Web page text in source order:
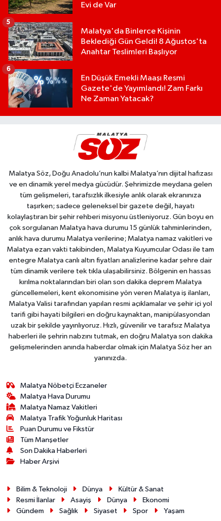
Evi de Var
Malatya'da Binlerce Kişinin
Beklediği Gün Geldi! 8 Ağustos'ta
Anahtar Teslimleri Başlıyor
5
En Düşük Emekli Maaşı Resmi
Gazete'de Yayımlandı! Zam Farkı
Ne Zaman Yatacak?
6
Malatya Söz, Doğu Anadolu’nun kalbi Malatya’nın dijital hafızası
ve en dinamik yerel medya gücüdür. Şehrimizde meydana gelen
tüm gelişmeleri, tarafsızlık ilkesiyle anlık olarak ekranınıza
taşırken; sadece geleneksel bir gazete değil, hayatı
kolaylaştıran bir şehir rehberi misyonu üstleniyoruz. Gün boyu en
çok sorgulanan Malatya hava durumu 15 günlük tahminlerinden,
anlık hava durumu Malatya verilerine; Malatya namaz vakitleri ve
Malatya ezan vakti takibinden, Malatya Kuyumcular Odası ile tam
entegre Malatya canlı altın fiyatları analizlerine kadar şehre dair
tüm dinamik verilere tek tıkla ulaşabilirsiniz. Bölgenin en hassas
kırılma noktalarından biri olan son dakika deprem Malatya
güncellemeleri, kent ekonomisine yön veren Malatya iş ilanları,
Malatya Valisi tarafından yapılan resmi açıklamalar ve şehir içi yol
tarifi gibi hayati bilgileri en doğru kaynaktan, manipülasyondan
uzak bir şekilde yayınlıyoruz. Hızlı, güvenilir ve tarafsız Malatya
haberleri ile şehrin nabzını tutmak, en doğru Malatya son dakika
gelişmelerinden anında haberdar olmak için Malatya Söz her an
yanınızda.
Malatya Nöbetçi Eczaneler
Malatya Hava Durumu
Malatya Namaz Vakitleri
Malatya Trafik Yoğunluk Haritası
Puan Durumu ve Fikstür
Tüm Manşetler
Son Dakika Haberleri
Haber Arşivi
Bilim & Teknoloji Dünya
Kültür & Sanat
Resmi İlanlar
Asayiş Dünya
Ekonomi
Gündem
Sağlık Siyaset Spor Yaşam